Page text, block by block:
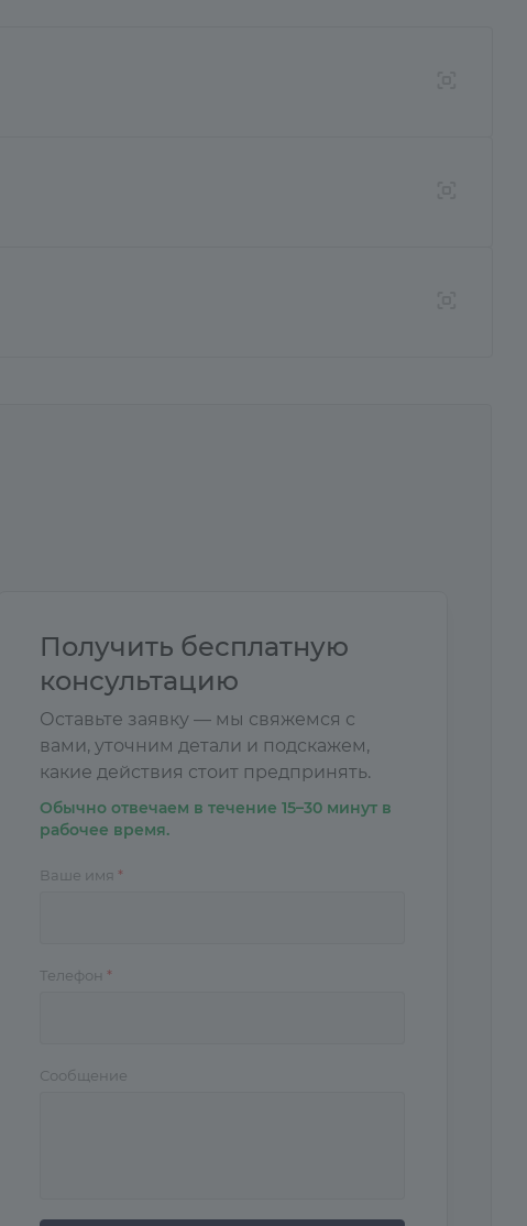
Получить бесплатную
консультацию
Оставьте заявку — мы свяжемся с
вами, уточним детали и подскажем,
какие действия стоит предпринять.
Обычно отвечаем в течение 15–30 минут в
рабочее время.
Ваше имя *
Телефон *
Сообщение